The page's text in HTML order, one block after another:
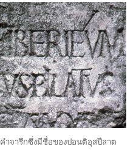
คำ​จารึก​ซึ่ง​มี​ชื่อ​ของ​ปอนติอุส​ปีลาต